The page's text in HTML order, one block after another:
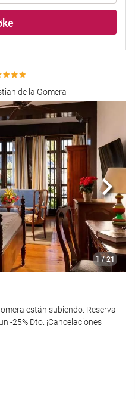
de la Gomera
1 / 21
están subiendo. Reserva
-25% Dto. ¡Cancelaciones